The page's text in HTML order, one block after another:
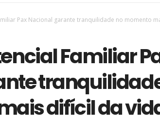
Pax Nacional garante tranquilidade no momento
Familiar
difícil da